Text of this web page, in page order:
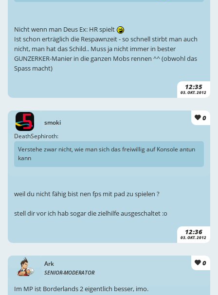
12:35
03. OKT. 2012
Nicht wenn man Deus Ex: HR spielt
Ist schon erträglich die Respawnzeit - so schnell stirbt man auch
nicht, man hat das Schild.. Muss ja nicht immer in bester
GUNZERKER-Manier in die ganzen Mobs rennen ^^ (obwohl das
Spass macht)
smoki
0
12:36
03. OKT. 2012
DeathSephiroth:
Verstehe zwar nicht, wie man sich das freiwillig auf Konsole antun
kann
weil du nicht fähig bist nen fps mit pad zu spielen ?
stell dir vor ich hab sogar die zielhilfe ausgeschaltet :o
Ark
SENIOR-MODERATOR
0
Im MP ist Borderlands 2 eigentlich besser, imo.